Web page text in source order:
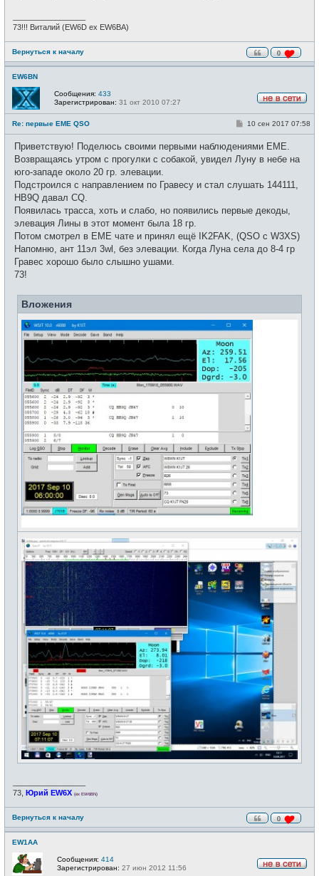
0
73!!! Виталий (EW6D ex EW6BA)
Вернуться к началу
EW6BN
е
в
с
Сообщения: 433
Зарегистрирован: 31 окт 2010 07:27
Re: первые EME QSO
0
С
б
щ
и
10 сен 2017 07:58
Приветствую! Поделюсь своими первыми наблюдениями EME.
Возвращаясь утром с прогулки с собакой, увидел Луну в небе на
юго-западе около 20 гр. элевации.
Подстроился с направлением по Гравесу и стал слушать 144111,
HB9Q давал CQ.
Появилась трасса, хоть и слабо, но появились первые декоды,
элевация Лины в этот момент была 18 гр.
Потом смотрел в EME чате и принял ещё IK2FAK, (QSO c W3XS)
Напомню, ант 11эл 3wl, без элевации. Когда Луна села до 8-4 гр
Гравес хорошо было слышно ушами.
73!
Вложения
73, Юрий EW6X (ex EW6BN)
Вернуться к началу
EW1AA
Сообщения: 414
Зарегистрирован: 27 июн 2012 11:56